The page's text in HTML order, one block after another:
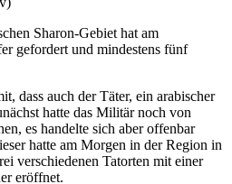
Sharon-Gebiet hat am
gefordert und mindestens fünf
dass auch der Täter, ein arabischer
hatte das Militär noch von
es handelte sich aber offenbar
hatte am Morgen in der Region in
verschiedenen Tatorten mit einer
eröffnet.